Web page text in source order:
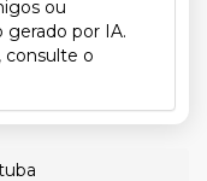
ou
gerado por IA.
consulte o